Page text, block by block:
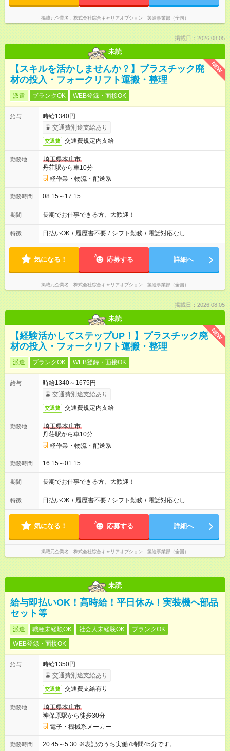
掲載元企業名 株式会社綜合キャリアオプション 製造事業部（全国）
掲載日：2026.08.05
未読
NEW
【スキルを活かしませんか？】プラスチック廃
材の投入・フォークリフト運搬・整理
派遣 ブランクOK WEB登録・面接OK
給与
時給1340円
交通費別途支給あり
交通費 交通費規定内支給
勤務地
埼玉県本庄市
丹荘駅から車10分
軽作業・物流・配送系
勤務時間 08:15～17:15
期間 長期でお仕事できる方、大歓迎！
特徴 日払いOK / 履歴書不要 / シフト勤務 / 電話対応なし
気になる！ 応募する 詳細へ
掲載元企業名 株式会社綜合キャリアオプション 製造事業部（全国）
掲載日：2026.08.05
未読
NEW
【経験活かしてステップUP！】プラスチック廃
材の投入・フォークリフト運搬・整理
派遣 ブランクOK WEB登録・面接OK
給与
時給1340～1675円
交通費別途支給あり
交通費 交通費規定内支給
勤務地
埼玉県本庄市
丹荘駅から車10分
軽作業・物流・配送系
勤務時間 16:15～01:15
期間 長期でお仕事できる方、大歓迎！
特徴 日払いOK / 履歴書不要 / シフト勤務 / 電話対応なし
気になる！ 応募する 詳細へ
掲載元企業名 株式会社綜合キャリアオプション 製造事業部（全国）
未読
給与即払いOK！高時給！平日休み！実装機へ部品
セット等
派遣 職種未経験OK 社会人未経験OK
ブランクOK
WEB登録・面接OK
給与
時給1350円
交通費別途支給あり
交通費 交通費支給有り
勤務地
埼玉県本庄市
神保原駅から徒歩30分
電子・機械系メーカー
勤務時間 20:45～5:30 ※表記のうち実働7時間45分です。